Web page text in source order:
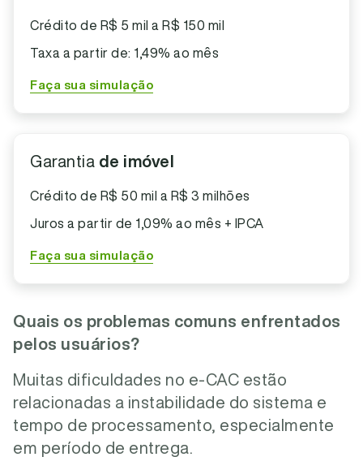
Crédito de R$ 5 mil a R$ 150 mil
Taxa a partir de: 1,49% ao mês
Faça sua simulação
Garantia de imóvel
Crédito de R$ 50 mil a R$ 3 milhões
Juros a partir de 1,09% ao mês + IPCA
Faça sua simulação
Quais os problemas comuns enfrentados
pelos usuários?
Muitas dificuldades no e-CAC estão
relacionadas a instabilidade do sistema e
tempo de processamento, especialmente
em período de entrega.